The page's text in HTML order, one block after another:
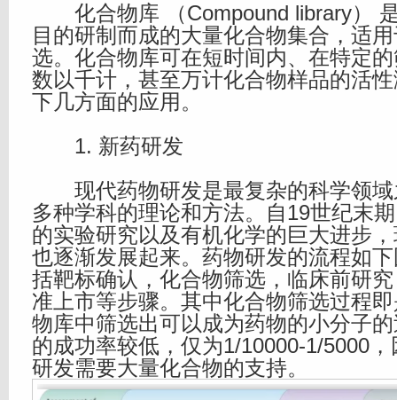
化合物库 （Compound library）
目的研制而成的大量化合物集合，适
选。化合物库可在短时间内、在特定
数以千计，甚至万计化合物样品的活
下几方面的应用。
1. 新药研发
现代药物研发是最复杂的科学领域
多种学科的理论和方法。自19世纪末
的实验研究以及有机化学的巨大进步
也逐渐发展起来。药物研发的流程如
括靶标确认，化合物筛选，临床前研
准上市等步骤。其中化合物筛选过程
物库中筛选出可以成为药物的小分子
的成功率较低，仅为1/10000-1/5000
研发需要大量化合物的支持。